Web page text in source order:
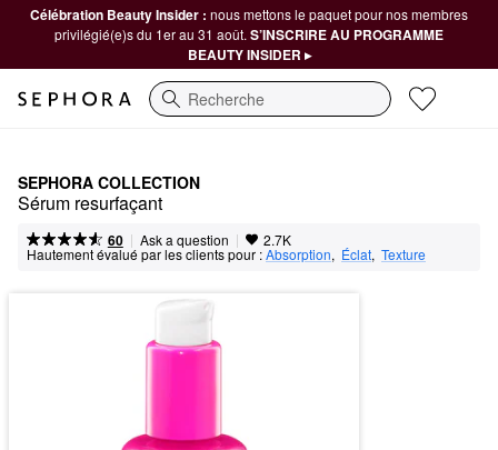
Célébration Beauty Insider : nous mettons le paquet pour nos membres
privilégié(e)s du 1er au 31 août. S’INSCRIRE AU PROGRAMME
BEAUTY INSIDER ▸
Recherche
SEPHORA COLLECTION
Sérum resurfaçant
60 | Ask a question | 2.7K
Hautement évalué par les clients pour :Absorption, Éclat, Texture